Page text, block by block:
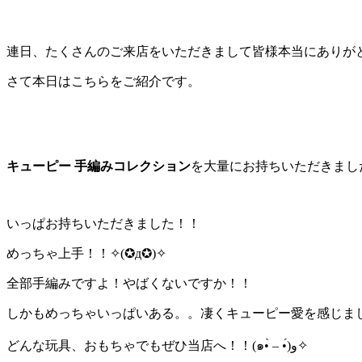
連日、たくさんのご来店をいただきまして皆様本当にありが
さて本日はこちらをご紹介です。
キューピー 手編みコレクションを大量にお持ちいただきまし
いっぱお持ちいただきました！！
めっちゃ上手！！ ✧(✪д✪)✧
全部手編みですよ！やばくないですか！！
しかもめっちゃいっぱいある。。凄くキューピー愛を感じま
どんな玩具、おもちゃでもぜひ当店へ！！(๑•̀ – •́)و✧